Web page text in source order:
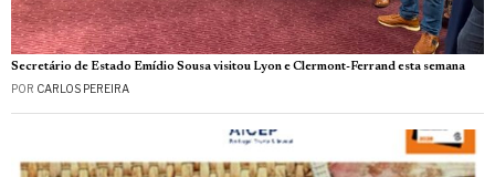
Secretário de Estado Emídio Sousa visitou Lyon e Clermont-Ferrand esta semana
POR CARLOS PEREIRA